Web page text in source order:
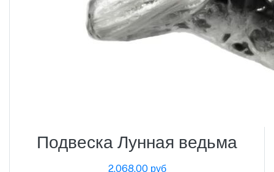
Подвеска Лунная ведьма
2,068.00 руб